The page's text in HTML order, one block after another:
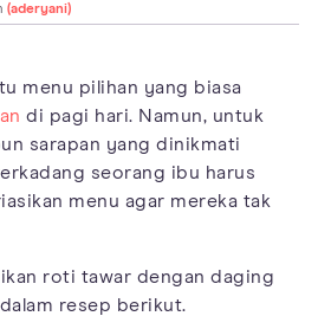
(aderyani)
menu pilihan yang biasa
di pagi hari. Namun, untuk
sarapan yang dinikmati
seorang ibu harus
menu agar mereka tak
roti tawar dengan daging
resep berikut.